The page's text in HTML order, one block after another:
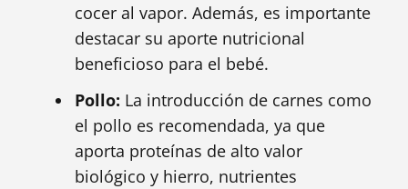
cocer al vapor. Además, es importante
destacar su aporte nutricional
beneficioso para el bebé.
Pollo: La introducción de carnes como
el pollo es recomendada, ya que
aporta proteínas de alto valor
biológico y hierro, nutrientes